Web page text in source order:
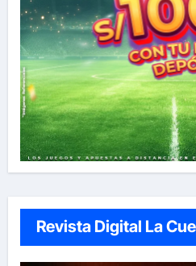
Revista Digital La